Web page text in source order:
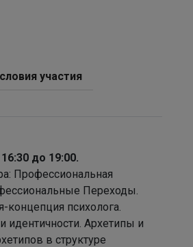
участия
до 19:00.
Профессиональная
Переходы.
концепция психолога.
идентичности. Архетипы и
в структуре